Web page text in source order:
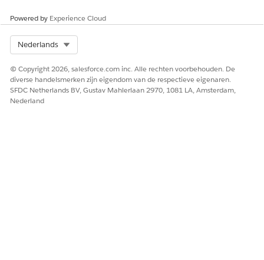
en meer acties en tabbladen kunnen toevoegen,
Omni Supervisorin en configureert u deze.
HEEFT DIT ARTIKEL UW PROBLEEM OPGELOST?
Laat ons weten wat we kunnen doen om te verbeteren!
Powered by Experience Cloud
Nederlands
© Copyright 2026, salesforce.com inc. Alle rechten voorbehouden. De
diverse handelsmerken zijn eigendom van de respectieve eigenaren.
SFDC Netherlands BV, Gustav Mahlerlaan 2970, 1081 LA, Amsterdam,
Nederland